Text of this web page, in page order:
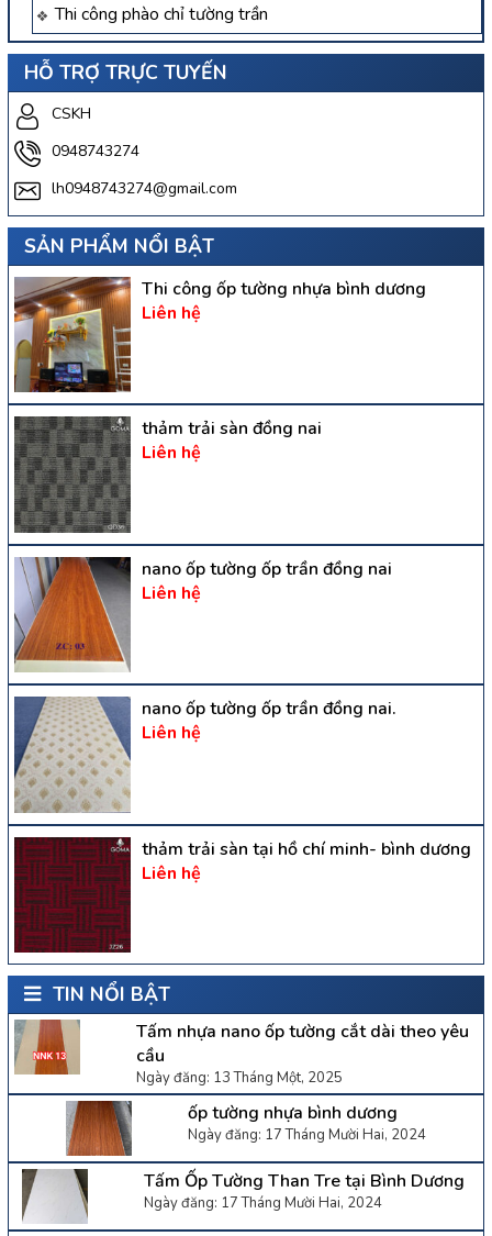
Thi công phào chỉ tường trần
HỖ TRỢ TRỰC TUYẾN
CSKH
0948743274
lh0948743274@gmail.com
SẢN PHẨM NỔI BẬT
Thi công ốp tường nhựa bình dương
Liên hệ
thảm trải sàn đồng nai
Liên hệ
nano ốp tường ốp trần đồng nai
Liên hệ
nano ốp tường ốp trần đồng nai.
Liên hệ
thảm trải sàn tại hồ chí minh- bình dương
Liên hệ
TIN NỔI BẬT
Tấm nhựa nano ốp tường cắt dài theo yêu
cầu
Ngày đăng: 13 Tháng Một, 2025
ốp tường nhựa bình dương
Ngày đăng: 17 Tháng Mười Hai, 2024
Tấm Ốp Tường Than Tre tại Bình Dương
Ngày đăng: 17 Tháng Mười Hai, 2024